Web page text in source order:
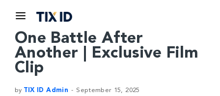
One Battle After
Another | Exclusive Film
Clip
by TIX ID Admin September 15, 2025